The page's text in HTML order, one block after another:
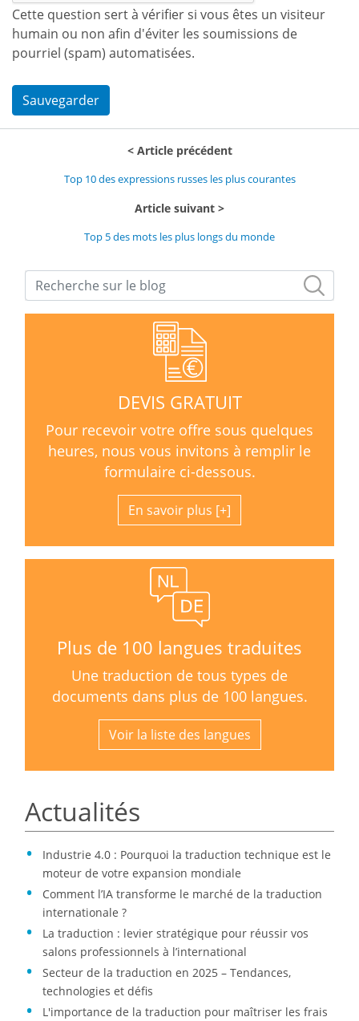
Cette question sert à vérifier si vous êtes un visiteur
humain ou non afin d'éviter les soumissions de
pourriel (spam) automatisées.
Sauvegarder
Article précédent
Top 10 des expressions russes les plus courantes
Article suivant
Top 5 des mots les plus longs du monde
DEVIS GRATUIT
Pour recevoir votre offre sous quelques
heures, nous vous invitons à remplir le
formulaire ci-dessous.
En savoir plus
Plus de 100 langues traduites
Une traduction de tous types de
documents dans plus de 100 langues.
Voir la liste des langues
Actualités
Industrie 4.0 : Pourquoi la traduction technique est le
moteur de votre expansion mondiale
Comment l’IA transforme le marché de la traduction
internationale ?
La traduction : levier stratégique pour réussir vos
salons professionnels à l’international
Secteur de la traduction en 2025 – Tendances,
technologies et défis
L'importance de la traduction pour maîtriser les frais